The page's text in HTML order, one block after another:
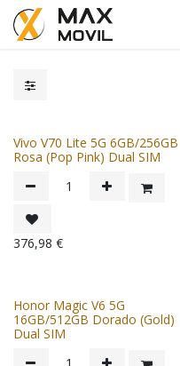
Ir al contenido
Vivo V70 Lite 5G 6GB/256GB
Rosa (Pop Pink) Dual SIM
376,98 €
Honor Magic V6 5G
16GB/512GB Dorado (Gold)
Dual SIM